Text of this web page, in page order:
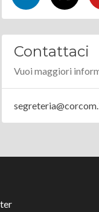
Contattaci
Vuoi maggiori